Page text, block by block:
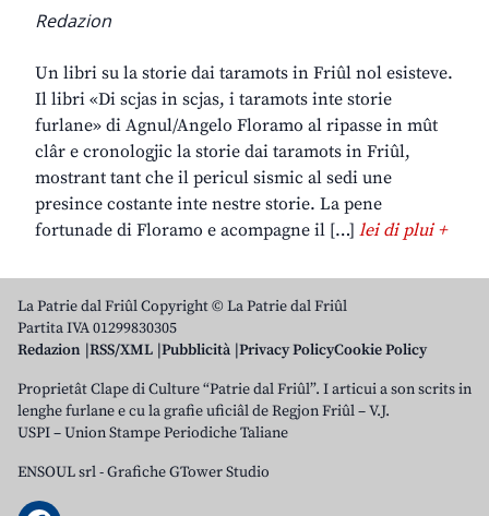
Redazion
Un libri su la storie dai taramots in Friûl nol esisteve.
Il libri «Di scjas in scjas, i taramots inte storie
furlane» di Agnul/Angelo Floramo al ripasse in mût
clâr e cronologjic la storie dai taramots in Friûl,
mostrant tant che il pericul sismic al sedi une
presince costante inte nestre storie. La pene
fortunade di Floramo e acompagne il […] lei di plui +
La Patrie dal Friûl Copyright © La Patrie dal Friûl
Partita IVA 01299830305
Redazion RSS/XML Pubblicità Privacy PolicyCookie Policy
Proprietât Clape di Culture “Patrie dal Friûl”. I articui a son scrits in
lenghe furlane e cu la grafie uficiâl de Regjon Friûl – V.J.
USPI – Union Stampe Periodiche Taliane
ENSOUL srl-Grafiche GTower Studio